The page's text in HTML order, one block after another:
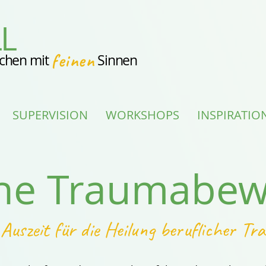
mit feinenSinnen
SUPERVISION WORKSHOPS
für die Heilung beruflicher